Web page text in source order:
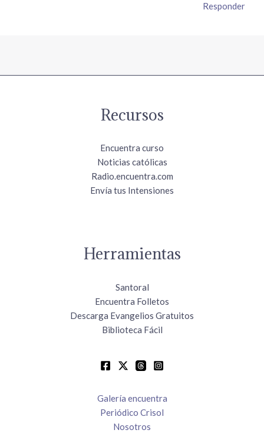
Responder
Recursos
Encuentra curso
Noticias católicas
Radio.encuentra.com
Envía tus Intensiones
Herramientas
Santoral
Encuentra Folletos
Descarga Evangelios Gratuitos
Biblioteca Fácil
Galería encuentra
Periódico Crisol
Nosotros